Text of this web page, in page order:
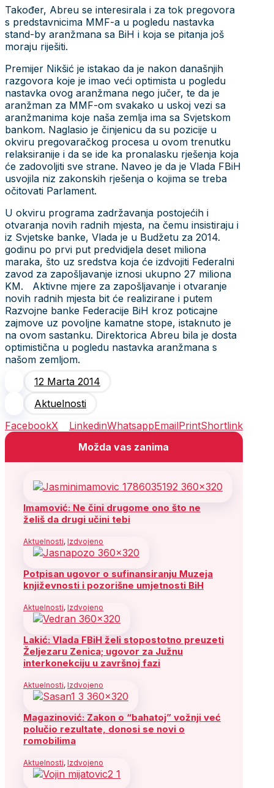
Također, Abreu se interesirala i za tok pregovora
s predstavnicima MMF-a u pogledu nastavka
stand-by aranžmana sa BiH i koja se pitanja još
moraju riješiti.
Premijer Nikšić je istakao da je nakon današnjih
razgovora koje je imao veći optimista u pogledu
nastavka ovog aranžmana nego jučer, te da je
aranžman za MMF-om svakako u uskoj vezi sa
aranžmanima koje naša zemlja ima sa Svjetskom
bankom. Naglasio je činjenicu da su pozicije u
okviru pregovaračkog procesa u ovom trenutku
relaksiranije i da se ide ka pronalasku rješenja koja
će zadovoljiti sve strane. Naveo je da je Vlada FBiH
usvojila niz zakonskih rješenja o kojima se treba
očitovati Parlament.
U okviru programa zadržavanja postojećih i
otvaranja novih radnih mjesta, na čemu insistiraju i
iz Svjetske banke, Vlada je u Budžetu za 2014.
godinu po prvi put predvidjela deset miliona
maraka, što uz sredstva koja će izdvojiti Federalni
zavod za zapošljavanje iznosi ukupno 27 miliona
KM. Aktivne mjere za zapošljavanje i otvaranje
novih radnih mjesta bit će realizirane i putem
Razvojne banke Federacije BiH kroz poticajne
zajmove uz povoljne kamatne stope, istaknuto je
na ovom sastanku. Direktorica Abreu bila je dosta
optimistična u pogledu nastavka aranžmana s
našom zemljom.
12 Marta 2014
Aktuelnosti
FacebookX LinkedinWhatsappEmailPrintShortlink
Možda vas zanima
Imamović: Ne čini drugome ono što ne
želiš da drugi učini tebi
Aktuelnosti, Izdvojeno
Potpisan ugovor o sufinansiranju Muzeja
književnosti i pozorišne umjetnosti BiH
Aktuelnosti, Izdvojeno
Lakić: Vlada FBiH želi stopostotno preuzeti
Željezaru Zenica; ugovor za Južnu
interkonekciju u završnoj fazi
Aktuelnosti, Izdvojeno
Magazinović: Zakon o “bahatoj” vožnji već
polučio rezultate, donosi se novi o
romobilima
Aktuelnosti, Izdvojeno